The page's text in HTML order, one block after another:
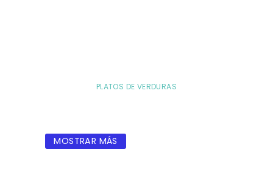
PLATOS DE VERDURAS
MOSTRAR MÁS